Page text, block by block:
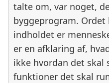
talte om, var noget,
byggeprogram.
indholdet er
er en afklaring af,
ikke hvordan det skal
funktioner det skal